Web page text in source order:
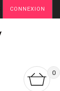
CONNEXION
0